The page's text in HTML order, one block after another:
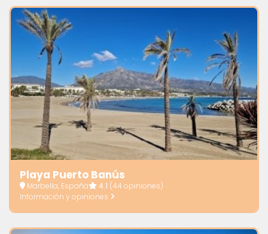
Playa Puerto Banús
Marbella, España 4.1 (44 opiniones)
Información y opiniones